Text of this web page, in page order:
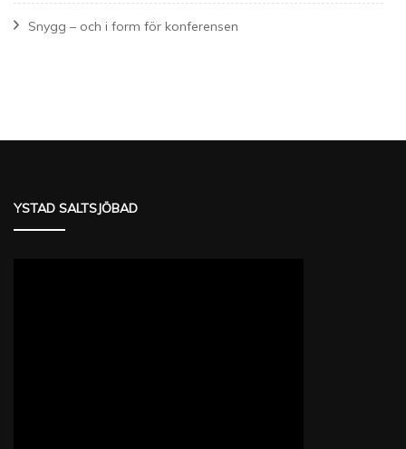
Snygg – och i form för konferensen
YSTAD SALTSJÖBAD